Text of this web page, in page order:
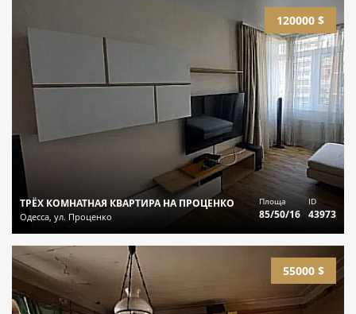
120000 $
ТРЁХ КОМНАТНАЯ КВАРТИРА НА ПРОЦЕНКО
Одесса, ул. Проценко
Площа
85/50/16
ID
43973
55000 $